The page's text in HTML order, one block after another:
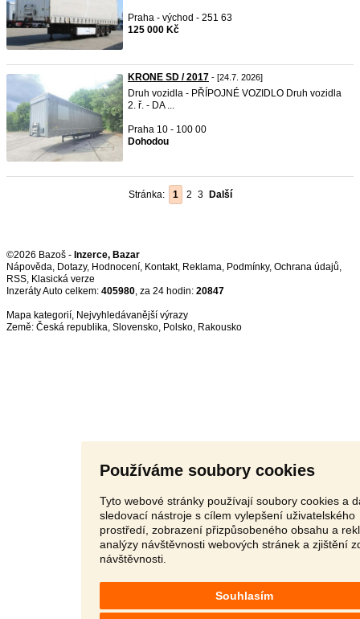
Používáme soubory cookies
Tyto webové stránky používají soubory cookies a
sledovací nástroje s cílem vylepšení uživatelského
prostředí, zobrazení přizpůsobeného obsahu a
analýzy návštěvnosti webových stránek a zjištění
návštěvnosti.
Souhlasím
Praha - východ - 251 63
125 000 Kč
KRONE SD / 2017 - [24.7. 2026]
Druh vozidla - PŘÍPOJNÉ VOZIDLO Druh vozidla
2. ř. - DA ...
Praha 10 - 100 00
Dohodou
Stránka: 1 2 3 Další
©2026 Bazoš - Inzerce, Bazar
Nápověda, Dotazy, Hodnocení, Kontakt, Reklama, Podmínky, Ochrana údajů,
RSS,
Inzeráty Auto celkem: 405980, za 24 hodin: 20847
Mapa kategorií, Nejvyhledávanější výrazy
Země: Česká republika, Slovensko, Polsko, Rakousko